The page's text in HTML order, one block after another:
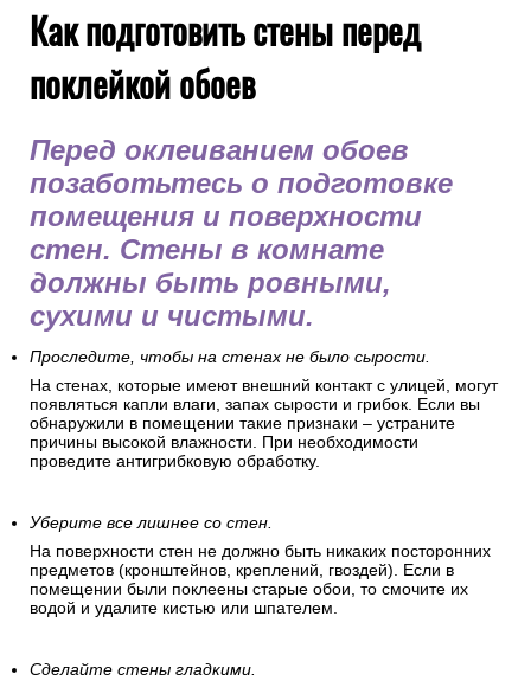
Как подготовить стены перед
поклейкой обоев
Перед оклеиванием обоев
позаботьтесь о подготовке
помещения и поверхности
стен. Стены в комнате
должны быть ровными,
сухими и чистыми.
Проследите, чтобы на стенах не было сырости.
На стенах, которые имеют внешний контакт с улицей, могут
появляться капли влаги, запах сырости и грибок. Если вы
обнаружили в помещении такие признаки – устраните
причины высокой влажности. При необходимости
проведите антигрибковую обработку.
Уберите все лишнее со стен.
На поверхности стен не должно быть никаких посторонних
предметов (кронштейнов, креплений, гвоздей). Если в
помещении были поклеены старые обои, то смочите их
водой и удалите кистью или шпателем.
Сделайте стены гладкими.